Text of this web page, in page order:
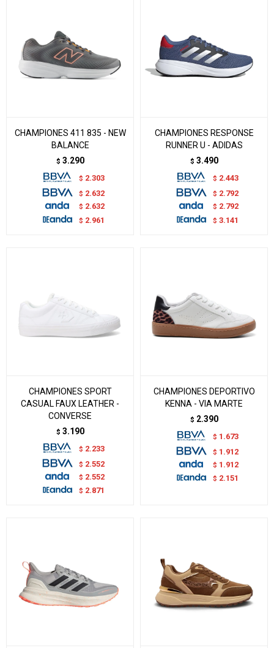
CHAMPIONES 411 835 - NEW
BALANCE
$ 3.290
$ 2.303
$ 2.632
$ 2.632
$ 2.961
CHAMPIONES RESPONSE
RUNNER U - ADIDAS
$ 3.490
$ 2.443
$ 2.792
$ 2.792
$ 3.141
CHAMPIONES SPORT
CASUAL FAUX LEATHER -
CONVERSE
$ 3.190
$ 2.233
$ 2.552
$ 2.552
$ 2.871
CHAMPIONES DEPORTIVO
KENNA - VIA MARTE
$ 2.390
$ 1.673
$ 1.912
$ 1.912
$ 2.151